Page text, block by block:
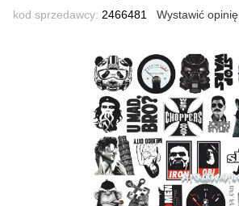
kod sprzedawcy: 2466481 Wystawić opinię